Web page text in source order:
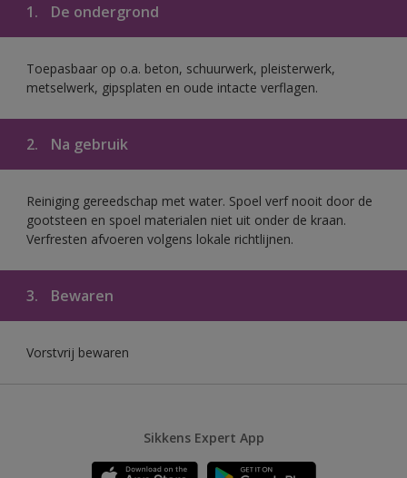
1. De ondergrond
Toepasbaar op o.a. beton, schuurwerk, pleisterwerk,
metselwerk, gipsplaten en oude intacte verflagen.
2. Na gebruik
Reiniging gereedschap met water. Spoel verf nooit door de
gootsteen en spoel materialen niet uit onder de kraan.
Verfresten afvoeren volgens lokale richtlijnen.
3. Bewaren
Vorstvrij bewaren
Sikkens Expert App